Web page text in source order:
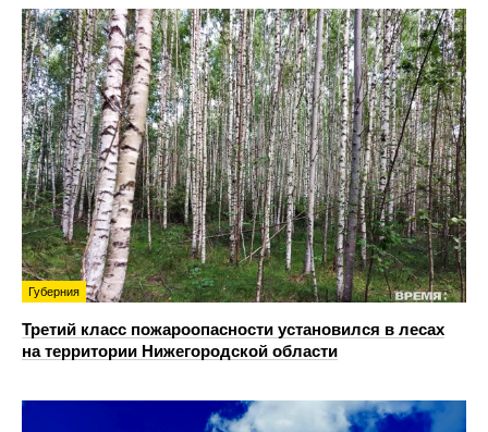
Губерния
Третий класс пожароопасности установился в лесах
на территории Нижегородской области